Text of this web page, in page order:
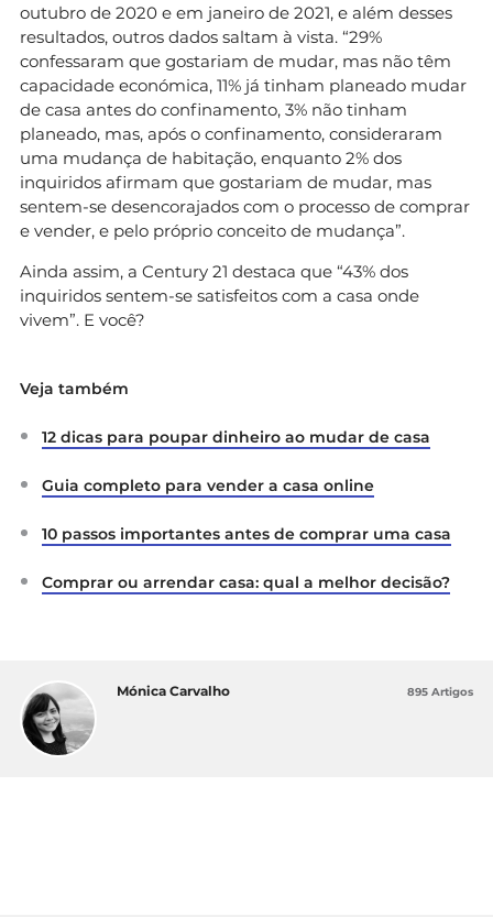
outubro de 2020 e em janeiro de 2021, e além desses
resultados, outros dados saltam à vista. “29%
confessaram que gostariam de mudar, mas não têm
capacidade económica, 11% já tinham planeado mudar
de casa antes do confinamento, 3% não tinham
planeado, mas, após o confinamento, consideraram
uma mudança de habitação, enquanto 2% dos
inquiridos afirmam que gostariam de mudar, mas
sentem-se desencorajados com o processo de comprar
e vender, e pelo próprio conceito de mudança”.
Ainda assim, a Century 21 destaca que “43% dos
inquiridos sentem-se satisfeitos com a casa onde
vivem”. E você?
Veja também
12 dicas para poupar dinheiro ao mudar de casa
Guia completo para vender a casa online
10 passos importantes antes de comprar uma casa
Comprar ou arrendar casa: qual a melhor decisão?
Mónica Carvalho 895 Artigos